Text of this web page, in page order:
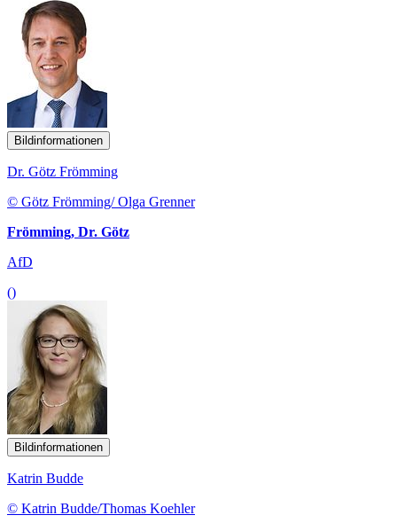
Bildinformationen
Dr. Götz Frömming
© Götz Frömming/ Olga Grenner
Frömming, Dr. Götz
AfD
()
Bildinformationen
Katrin Budde
© Katrin Budde/Thomas Koehler